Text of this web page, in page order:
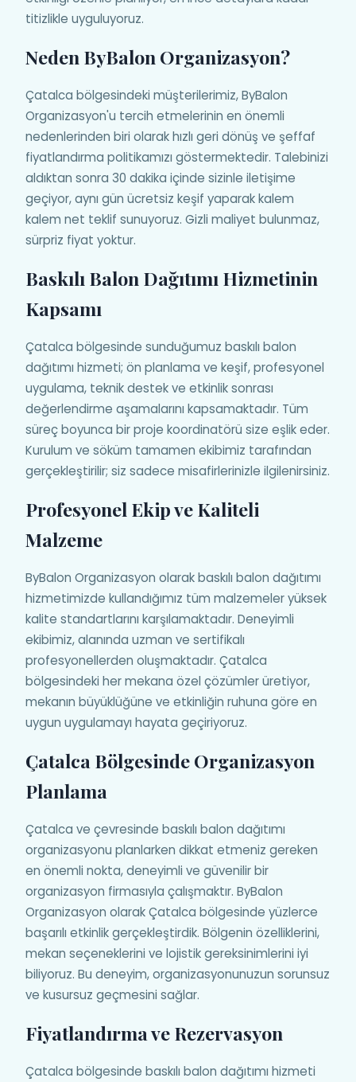
titizlikle uyguluyoruz.
Neden ByBalon Organizasyon?
Çatalca bölgesindeki müşterilerimiz, ByBalon
Organizasyon'u tercih etmelerinin en önemli
nedenlerinden biri olarak hızlı geri dönüş ve şeffaf
fiyatlandırma politikamızı göstermektedir. Talebinizi
aldıktan sonra 30 dakika içinde sizinle iletişime
geçiyor, aynı gün ücretsiz keşif yaparak kalem
kalem net teklif sunuyoruz. Gizli maliyet bulunmaz,
sürpriz fiyat yoktur.
Baskılı Balon Dağıtımı Hizmetinin
Kapsamı
Çatalca bölgesinde sunduğumuz baskılı balon
dağıtımı hizmeti; ön planlama ve keşif, profesyonel
uygulama, teknik destek ve etkinlik sonrası
değerlendirme aşamalarını kapsamaktadır. Tüm
süreç boyunca bir proje koordinatörü size eşlik eder.
Kurulum ve söküm tamamen ekibimiz tarafından
gerçekleştirilir; siz sadece misafirlerinizle ilgilenirsiniz.
Profesyonel Ekip ve Kaliteli
Malzeme
ByBalon Organizasyon olarak baskılı balon dağıtımı
hizmetimizde kullandığımız tüm malzemeler yüksek
kalite standartlarını karşılamaktadır. Deneyimli
ekibimiz, alanında uzman ve sertifikalı
profesyonellerden oluşmaktadır. Çatalca
bölgesindeki her mekana özel çözümler üretiyor,
mekanın büyüklüğüne ve etkinliğin ruhuna göre en
uygun uygulamayı hayata geçiriyoruz.
Çatalca Bölgesinde Organizasyon
Planlama
Çatalca ve çevresinde baskılı balon dağıtımı
organizasyonu planlarken dikkat etmeniz gereken
en önemli nokta, deneyimli ve güvenilir bir
organizasyon firmasıyla çalışmaktır. ByBalon
Organizasyon olarak Çatalca bölgesinde yüzlerce
başarılı etkinlik gerçekleştirdik. Bölgenin özelliklerini,
mekan seçeneklerini ve lojistik gereksinimlerini iyi
biliyoruz. Bu deneyim, organizasyonunuzun sorunsuz
ve kusursuz geçmesini sağlar.
Fiyatlandırma ve Rezervasyon
Çatalca bölgesinde baskılı balon dağıtımı hizmeti